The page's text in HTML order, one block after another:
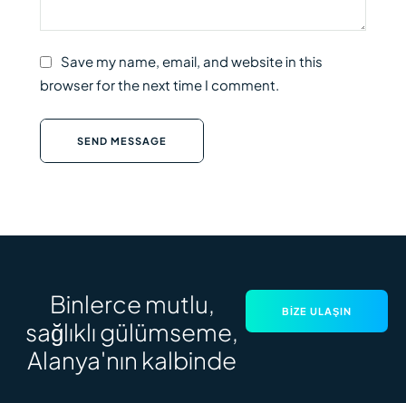
Save my name, email, and website in this
browser for the next time I comment.
SEND MESSAGE
Binlerce mutlu,
sağlıklı gülümseme,
Alanya'nın kalbinde
BIZE ULAŞIN